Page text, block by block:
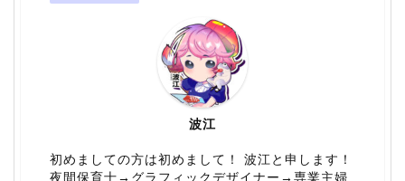
波江
初めましての方は初めまして！ 波江と申します！
夜間保育士→グラフィックデザイナー→専業主婦